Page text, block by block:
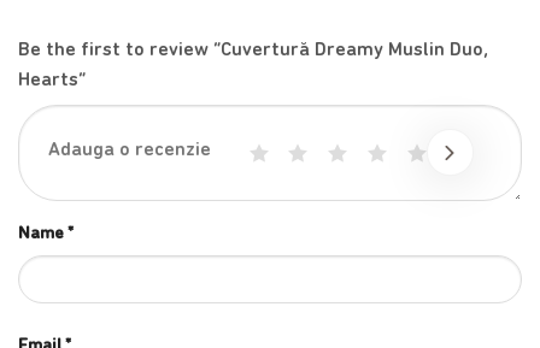
Be the first to review “Cuvertură Dreamy Muslin Duo,
Hearts”
Name *